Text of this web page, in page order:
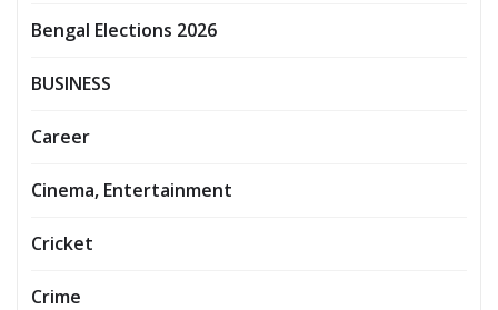
Bengal Elections 2026
BUSINESS
Career
Cinema, Entertainment
Cricket
Crime